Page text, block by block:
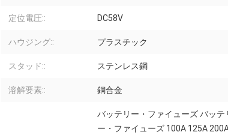
定位電圧:: DC58V
ハウジング:: プラスチック
スタッド:: ステンレス鋼
溶解要素:: 銅合金
バッテリー・ファイューズ バッテ
ー・ファイューズ 100A 125A